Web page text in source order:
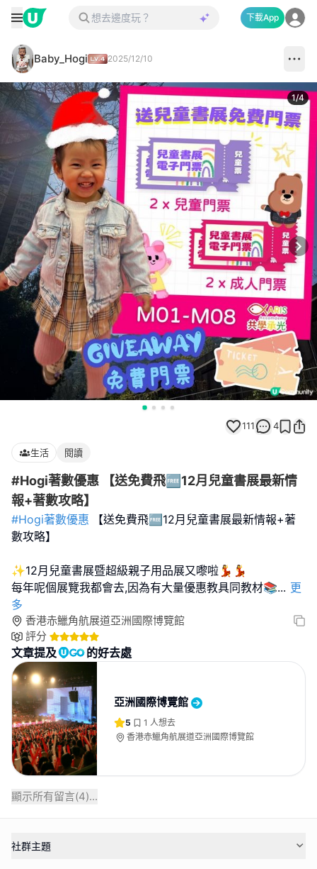
下載App
Baby_Hogi 2025/12/10
1/4
111 4
生活 閱讀
#Hogi著數優惠 【送免費飛🆓12月兒童書展最新情
報+著數攻略】
#Hogi著數優惠
【送免費飛🆓12月兒童書展最新情報+著
數攻略】
✨12月兒童書展暨超級親子用品展又嚟啦💃💃
每年呢個展覽我都會去,因為有大量優惠教具同教材📚... 更
多
香港赤鱲角航展道亞洲國際博覽館
評分
文章提及 的好去處
亞洲國際博覽館
5 1 人想去
香港赤鱲角航展道亞洲國際博覽館
顯示所有留言(4)...
社群主題